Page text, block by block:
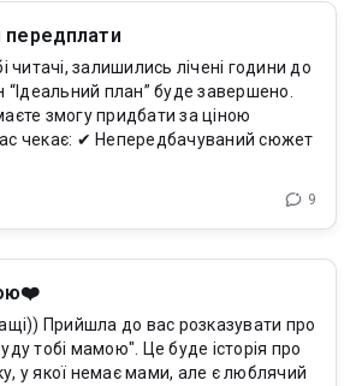
передплати
“Ідеальний план” буде завершено.
змогу придбати за ціною
9
про
тобі мамою". Це буде історія про
у якої немає мами, але є люблячий